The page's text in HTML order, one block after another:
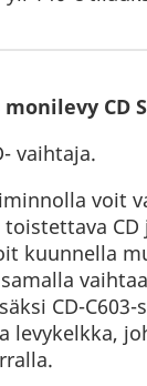
monilevy CD
vaihtaja.
voit
CD
kuunnella
vaihtaa
CD-
levykelkka,